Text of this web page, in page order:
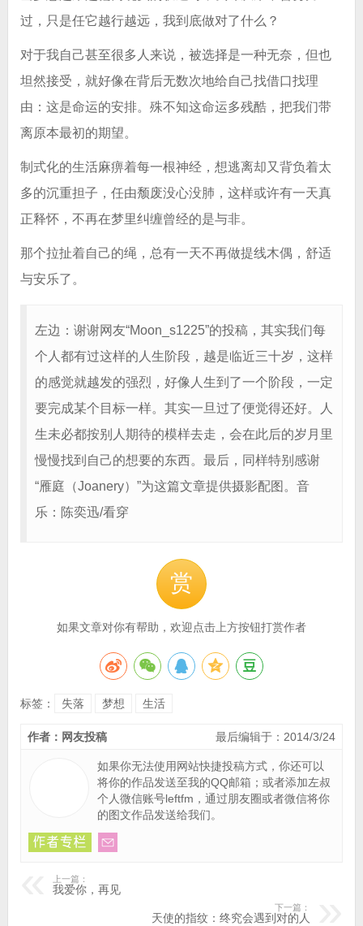
过，只是任它越行越远，我到底做对了什么？
对于我自己甚至很多人来说，被选择是一种无奈，但也
坦然接受，就好像在背后无数次地给自己找借口找理
由：这是命运的安排。殊不知这命运多残酷，把我们带
离原本最初的期望。
制式化的生活麻痹着每一根神经，想逃离却又背负着太
多的沉重担子，任由颓废没心没肺，这样或许有一天真
正释怀，不再在梦里纠缠曾经的是与非。
那个拉扯着自己的绳，总有一天不再做提线木偶，舒适
与安乐了。
左边：谢谢网友“Moon_s1225”的投稿，其实我们每
个人都有过这样的人生阶段，越是临近三十岁，这样
的感觉就越发的强烈，好像人生到了一个阶段，一定
要完成某个目标一样。其实一旦过了便觉得还好。人
生未必都按别人期待的模样去走，会在此后的岁月里
慢慢找到自己的想要的东西。最后，同样特别感谢
“雁庭（Joanery）”为这篇文章提供摄影配图。音
乐：陈奕迅/看穿
赏
如果文章对你有帮助，欢迎点击上方按钮打赏作者
标签： 失落 梦想 生活
最后编辑于：2014/3/24
作者：网友投稿
如果你无法使用网站快捷投稿方式，你还可以
将你的作品发送至我的QQ邮箱 ；或者添加左叔
个人微信账号leftfm，通过朋友圈或者微信将你
的图文作品发送给我们。
上一篇：
我爱你，再见
下一篇：
天使的指纹：终究会遇到对的人